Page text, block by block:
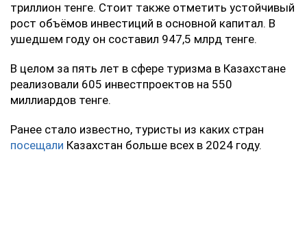
триллион тенге. Стоит также отметить устойчивый
рост объёмов инвестиций в основной капитал. В
ушедшем году он составил 947,5 млрд тенге.
В целом за пять лет в сфере туризма в Казахстане
реализовали 605 инвестпроектов на 550
миллиардов тенге.
Ранее стало известно, туристы из каких стран
посещали Казахстан больше всех в 2024 году.